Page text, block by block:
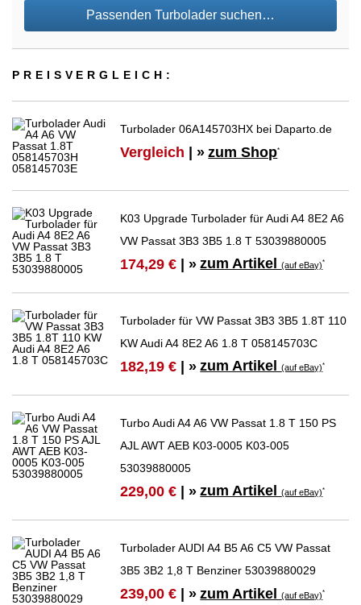
Passenden Turbolader suchen…
PREIS­VER­GLEICH:
Turbolader 06A145703HX bei Daparto.de
Vergleich | » zum Shop*
K03 Upgrade Turbolader für Audi A4 8E2 A6
VW Passat 3B3 3B5 1.8 T 53039880005
174,29 € | » zum Artikel(auf eBay)*
Turbolader für VW Passat 3B3 3B5 1.8T 110
KW Audi A4 8E2 A6 1.8 T 058145703C
182,19 € | » zum Artikel(auf eBay)*
Turbo Audi A4 A6 VW Passat 1.8 T 150 PS
AJL AWT AEB K03-0005 K03-005
53039880005
229,00 € | » zum Artikel(auf eBay)*
Turbolader AUDI A4 B5 A6 C5 VW Passat
3B5 3B2 1,8 T Benziner 53039880029
239,00 € | » zum Artikel(auf eBay)*